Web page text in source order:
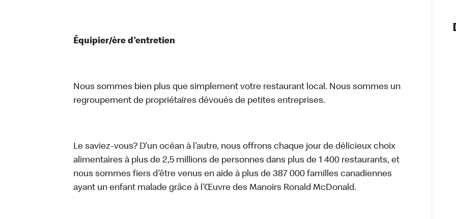
Notre
Nos
Santé et
Équipier/ère d’entretien
Nous sommes bien plus que simplement votre restaurant local. Nous sommes un
regroupement de propriétaires dévoués de petites entreprises.
Le saviez-vous? D’un océan à l’autre, nous offrons chaque jour de délicieux choix
alimentaires à plus de 2,5 millions de personnes dans plus de 1 400 restaurants, et
nous sommes fiers d’être venus en aide à plus de 387 000 familles canadiennes
ayant un enfant malade grâce à l’Œuvre des Manoirs Ronald McDonald.